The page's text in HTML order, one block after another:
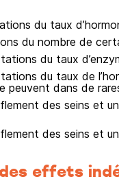
du taux
du nombre de
du taux
du taux de
peuvent dans de
des seins et
des seins et
effets